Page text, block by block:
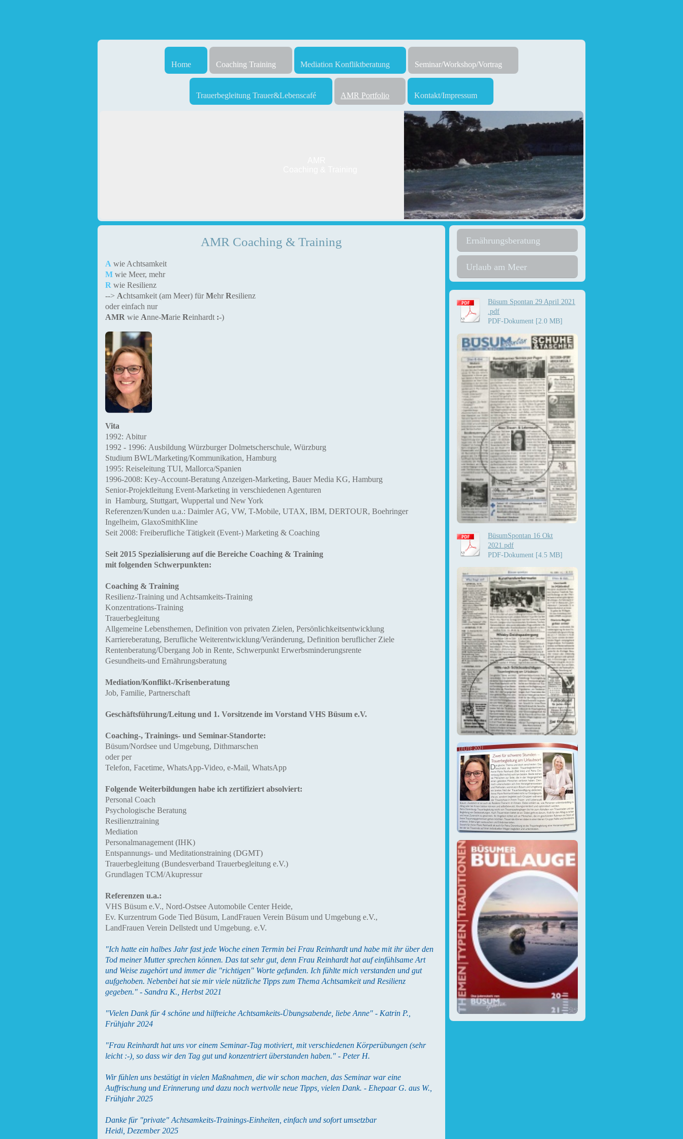
Home Coaching Training Mediation Konfliktberatung Seminar/Workshop/Vortrag
Trauerbegleitung Trauer&Lebenscafé AMR Portfolio Kontakt/Impressum
AMR Coaching & Training
A wie Achtsamkeit
M wie Meer, mehr
R wie Resilienz
--> Achtsamkeit (am Meer) fürMehrResilienz
oder einfach nur
AMR wie Anne-Marie Reinhardt :-)
Vita
1992: Abitur
1992 - 1996: Ausbildung Würzburger Dolmetscherschule, Würzburg
Studium BWL/Marketing/Kommunikation, Hamburg
1995: Reiseleitung TUI, Mallorca/Spanien
1996-2008: Key-Account-Beratung Anzeigen-Marketing, Bauer Media KG, Hamburg
Senior-Projektleitung Event-Marketing in verschiedenen Agenturen
in Hamburg, Stuttgart, Wuppertal und New York
Referenzen/Kunden u.a.: Daimler AG, VW, T-Mobile, UTAX, IBM, DERTOUR, Boehringer
Ingelheim, GlaxoSmithKline
Seit 2008: Freiberufliche Tätigkeit (Event-) Marketing & Coaching
Seit 2015 Spezialisierung auf die Bereiche Coaching & Training
mit folgenden Schwerpunkten:
Coaching & Training
Resilienz-Training und Achtsamkeits-Training
Konzentrations-Training
Trauerbegleitung
Allgemeine Lebensthemen, Definition von privaten Zielen, Persönlichkeitsentwicklung
Karriereberatung, Berufliche Weiterentwicklung/Veränderung, Definition beruflicher Ziele
Rentenberatung/Übergang Job in Rente, Schwerpunkt Erwerbsminderungsrente
Gesundheits-und Ernährungsberatung
Mediation/Konflikt-/Krisenberatung
Job, Familie, Partnerschaft
Geschäftsführung/Leitung und 1. Vorsitzende im Vorstand VHS Büsum e.V.
Coaching-, Trainings- und Seminar-Standorte:
Büsum/Nordsee und Umgebung, Dithmarschen
oder per
Telefon, Facetime, WhatsApp-Video, e-Mail, WhatsApp
Folgende Weiterbildungen habe ich zertifiziert absolviert:
Personal Coach
Psychologische Beratung
Resilienztraining
Mediation
Personalmanagement (IHK)
Entspannungs- und Meditationstraining (DGMT)
Trauerbegleitung (Bundesverband Trauerbegleitung e.V.)
Grundlagen TCM/Akupressur
Referenzen u.a.:
VHS Büsum e.V., Nord-Ostsee Automobile Center Heide,
Ev. Kurzentrum Gode Tied Büsum, LandFrauen Verein Büsum und Umgebung e.V.,
LandFrauen Verein Dellstedt und Umgebung. e.V.
"Ich hatte ein halbes Jahr fast jede Woche einen Termin bei Frau Reinhardt und habe mit ihr über den
Tod meiner Mutter sprechen können. Das tat sehr gut, denn Frau Reinhardt hat auf einfühlsame Art
und Weise zugehört und immer die "richtigen" Worte gefunden. Ich fühlte mich verstanden und gut
aufgehoben. Nebenbei hat sie mir viele nützliche Tipps zum Thema Achtsamkeit und Resilienz
gegeben." - Sandra K., Herbst 2021
"Vielen Dank für 4 schöne und hilfreiche Achtsamkeits-Übungsabende, liebe Anne" - Katrin P.,
Frühjahr 2024
"Frau Reinhardt hat uns vor einem Seminar-Tag motiviert, mit verschiedenen Körperübungen (sehr
leicht :-), so dass wir den Tag gut und konzentriert überstanden haben." - Peter H.
Wir fühlen uns bestätigt in vielen Maßnahmen, die wir schon machen, das Seminar war eine
Auffrischung und Erinnerung und dazu noch wertvolle neue Tipps, vielen Dank. - Ehepaar G. aus W.,
Frühjahr 2025
Danke für "private" Achtsamkeits-Trainings-Einheiten, einfach und sofort umsetzbar
Heidi, Dezember 2025
Ernährungsberatung
Urlaub am Meer
Büsum Spontan 29 April 2021
.pdf
PDF-Dokument [2.0 MB]
BüsumSpontan 16 Okt
2021.pdf
PDF-Dokument [4.5 MB]